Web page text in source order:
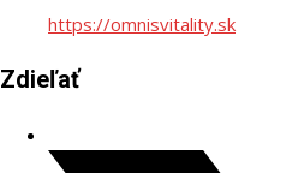
https://omnisvitality.sk
Zdieľať